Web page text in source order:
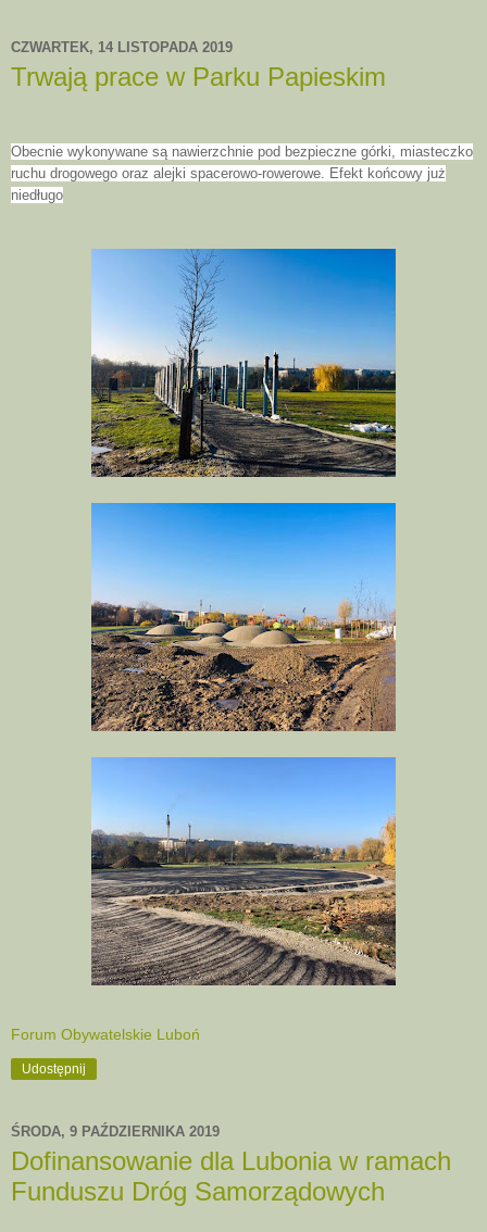
CZWARTEK, 14 LISTOPADA 2019
Trwają prace w Parku Papieskim
Obecnie wykonywane są nawierzchnie pod bezpieczne górki, miasteczko
ruchu drogowego oraz alejki spacerowo-rowerowe. Efekt końcowy już
niedługo
Forum Obywatelskie Luboń
Udostępnij
ŚRODA, 9 PAŹDZIERNIKA 2019
Dofinansowanie dla Lubonia w ramach
Funduszu Dróg Samorządowych